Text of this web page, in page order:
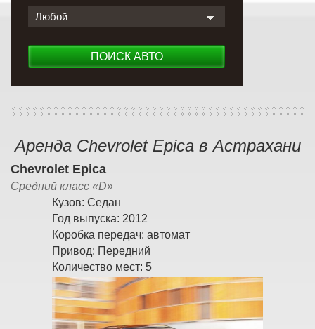
Любой
ПОИСК АВТО
Аренда Chevrolet Epica в Астрахани
Chevrolet Epica
Средний класс «D»
Кузов: Седан
Год выпуска: 2012
Коробка передач: автомат
Привод: Передний
Количество мест: 5